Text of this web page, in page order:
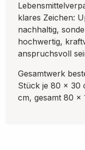
klares Zeichen:
nachhaltig,
hochwertig,
anspruchsvoll
Gesamtwerk
Stück je 80 x 30
cm, gesamt 80 x